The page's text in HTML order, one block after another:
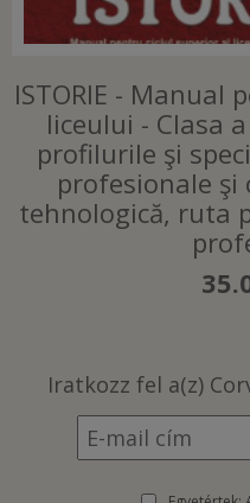
ISTORIE - Manual
liceului - Clasa
profilurile şi
profesionale şi
tehnologică, ruta
Iratkozz fel a(z)